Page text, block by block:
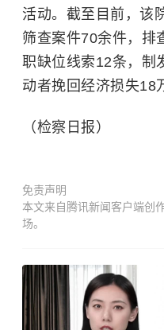
活动。截至目前，该
筛查案件70余件，排
职缺位线索12条，制
动者挽回经济损失18
（检察日报）
免责声明
本文来自腾讯新闻客户端创
场。